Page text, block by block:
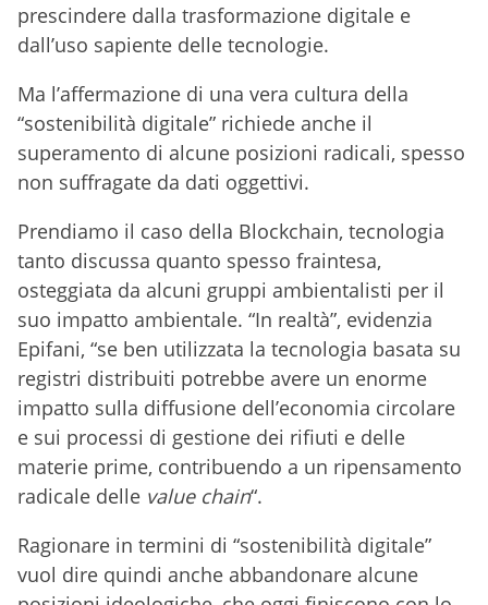
prescindere dalla trasformazione digitale e
dall’uso sapiente delle tecnologie.
Ma l’affermazione di una vera cultura della
“sostenibilità digitale” richiede anche il
superamento di alcune posizioni radicali, spesso
non suffragate da dati oggettivi.
Prendiamo il caso della Blockchain, tecnologia
tanto discussa quanto spesso fraintesa,
osteggiata da alcuni gruppi ambientalisti per il
suo impatto ambientale. “In realtà”, evidenzia
Epifani, “se ben utilizzata la tecnologia basata su
registri distribuiti potrebbe avere un enorme
impatto sulla diffusione dell’economia circolare
e sui processi di gestione dei rifiuti e delle
materie prime, contribuendo a un ripensamento
radicale delle value chain“.
Ragionare in termini di “sostenibilità digitale”
vuol dire quindi anche abbandonare alcune